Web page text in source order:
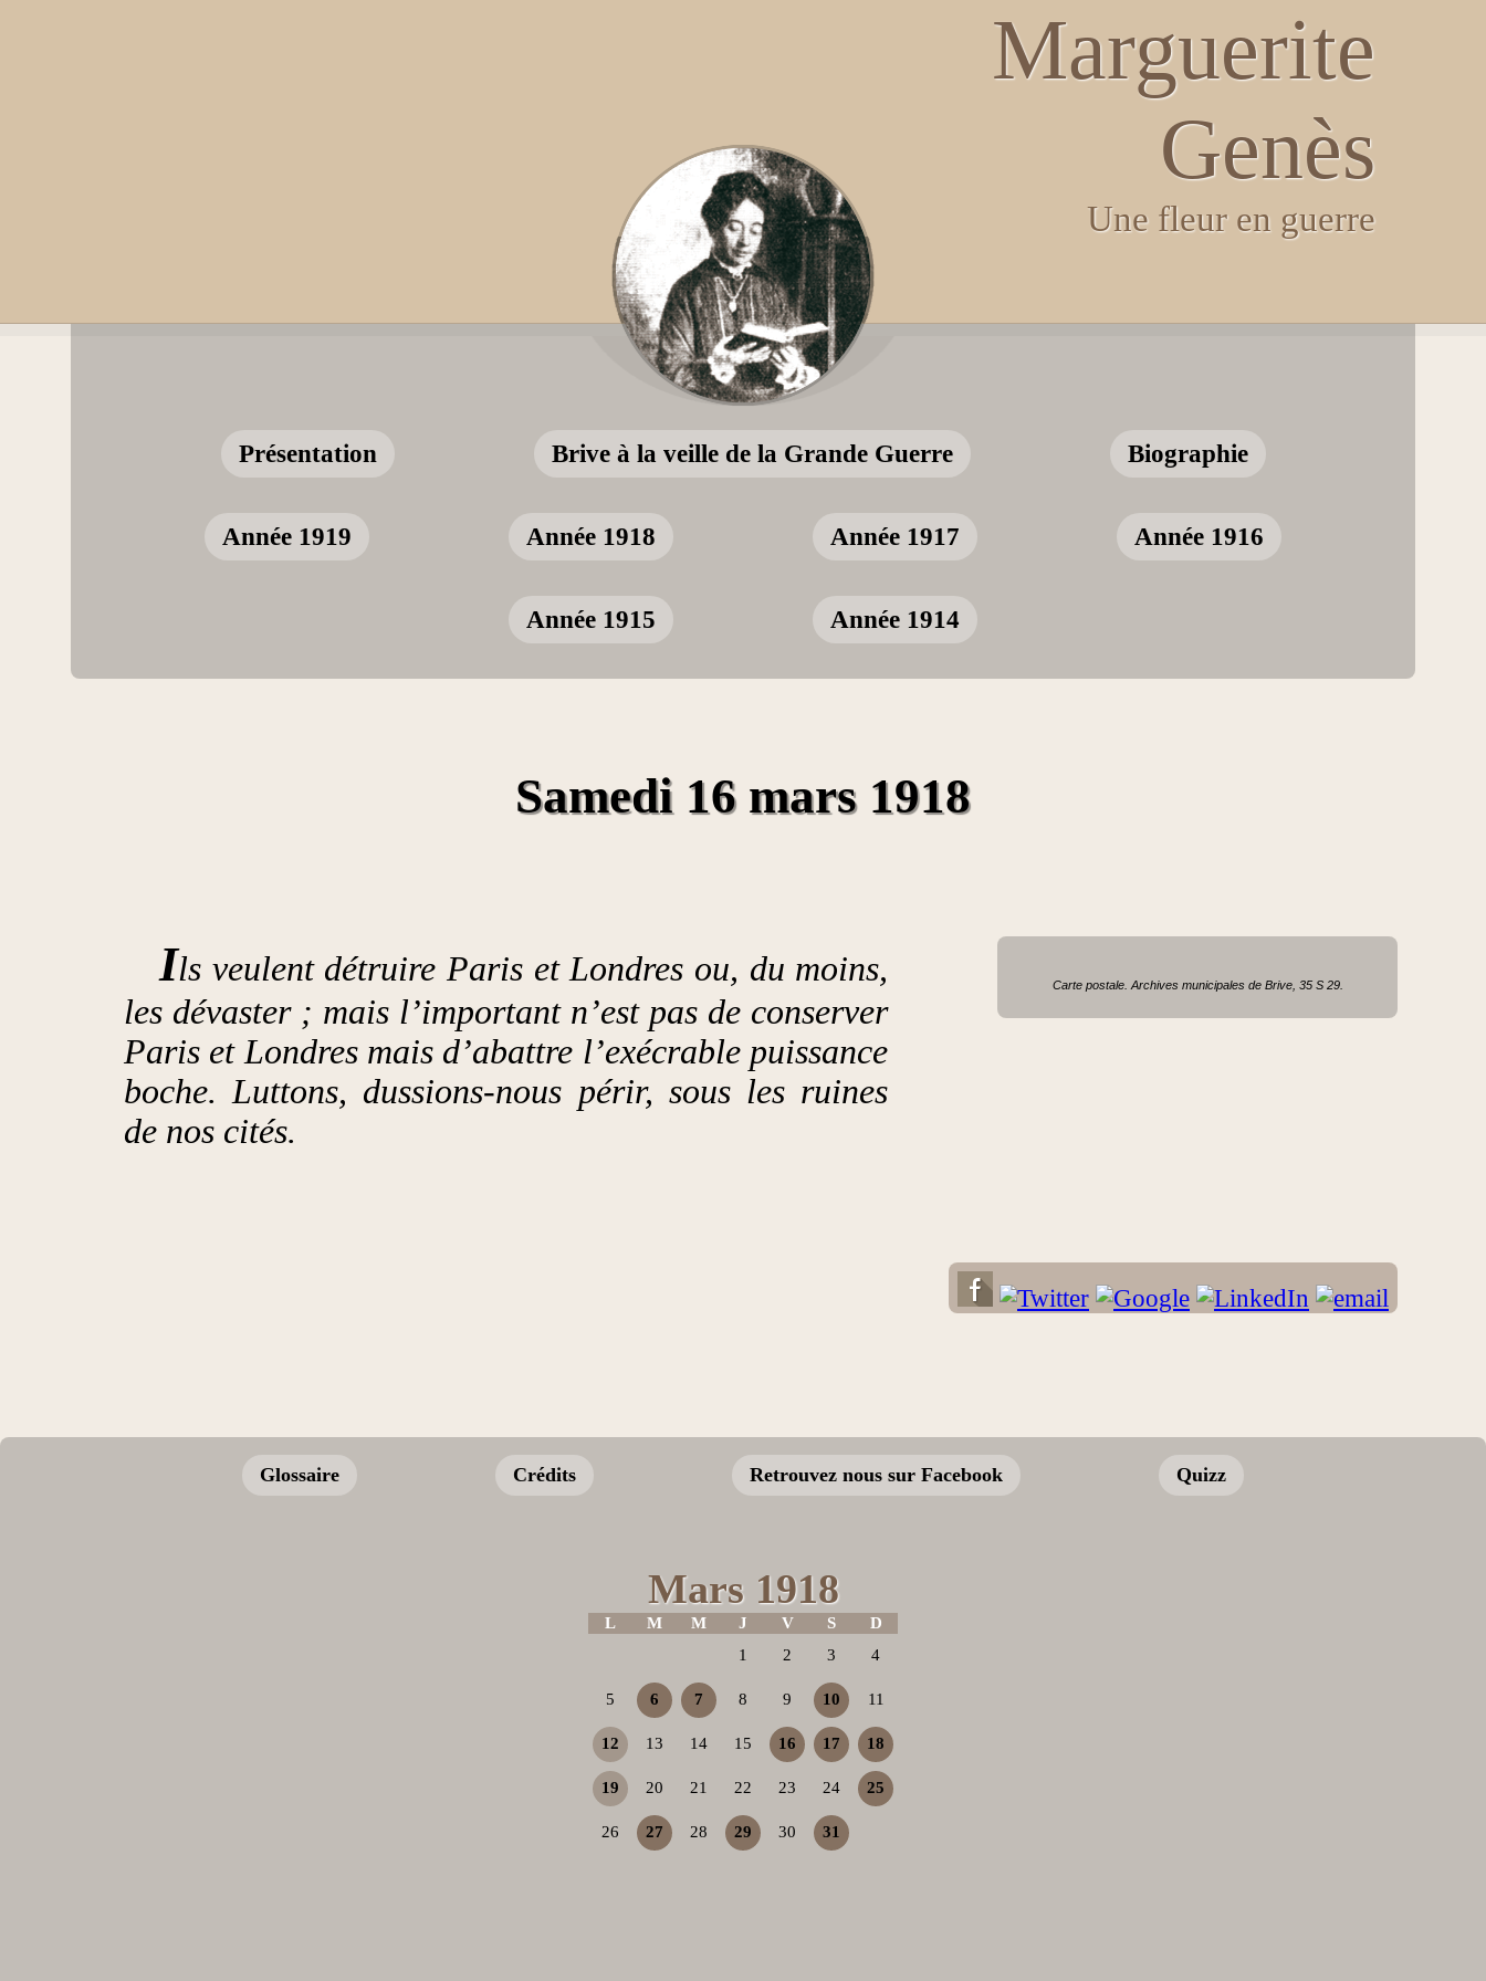
Marguerite
Genès
Une fleur en guerre
Présentation Brive à la veille de la Grande Guerre Biographie
Année 1919 Année 1918 Année 1917 Année 1916
Année 1915 Année 1914
Samedi 16 mars 1918
Ils veulent détruire Paris et Londres ou, du moins,
les dévaster ; mais l’important n’est pas de conserver
Paris et Londres mais d’abattre l’exécrable puissance
boche. Luttons, dussions-nous périr, sous les ruines
de nos cités.
Carte postale. Archives municipales de Brive, 35 S 29.
Glossaire Crédits Retrouvez nous sur Facebook Quizz
Mars 1918
L M M J V S
D
1
2 3 4
5 6 7 8 9 10 11
12 13 14 15 16 17 18
19 20 21 22 23 24 25
26 27 28 29 30 31